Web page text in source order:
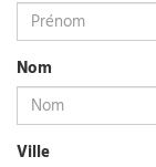
Nom
Ville